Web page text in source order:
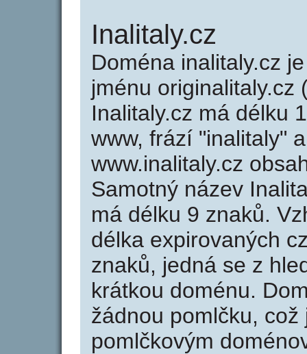
Inalitaly.cz
Doména inalitaly.cz
jménu originalitaly.cz
Inalitaly.cz má délku
www, frází "inalitaly"
www.inalitaly.cz
Samotný název
má délku 9 znaků.
délka expirovaných
znaků, jedná se z
krátkou doménu.
žádnou pomlčku,
pomlčkovým